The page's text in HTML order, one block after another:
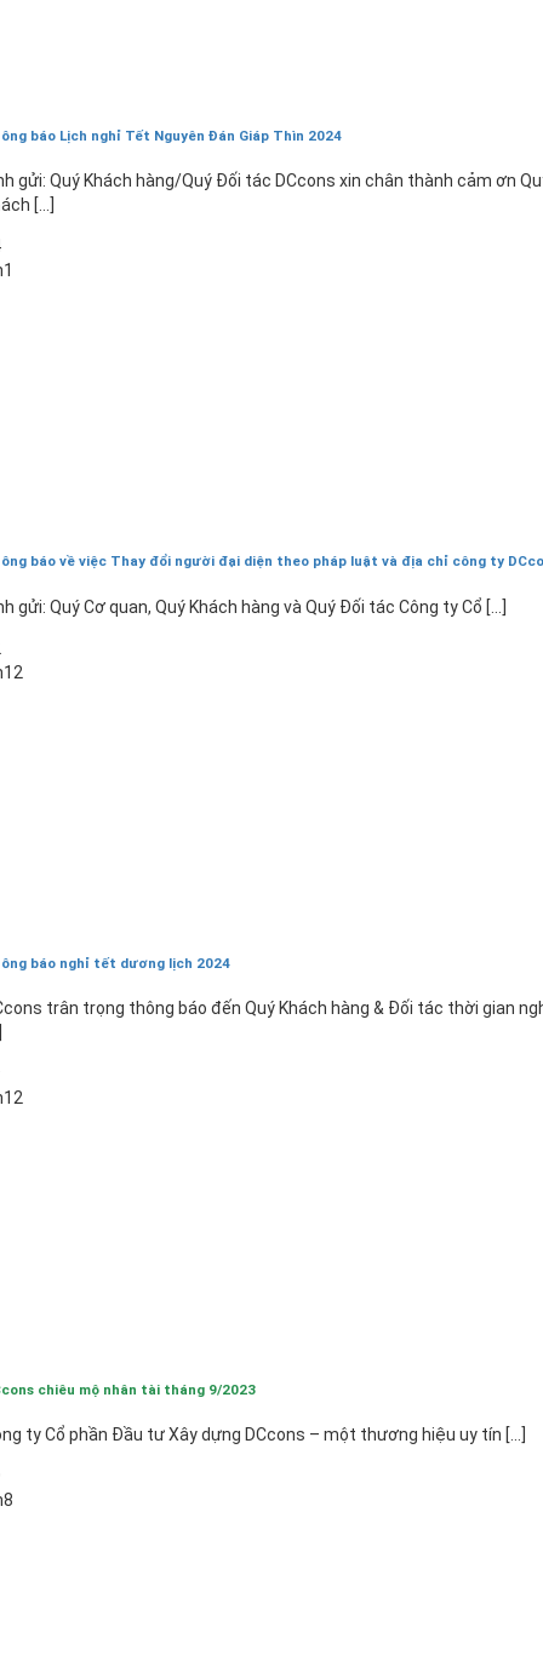
báo Lịch nghỉ Tết Nguyên Đán Giáp Thìn 2024
gửi: Quý Khách hàng/Quý Đối tác DCcons xin chân thành cảm ơn
[...]
báo về việc Thay đổi người đại diện theo pháp luật và địa chỉ công ty
gửi: Quý Cơ quan, Quý Khách hàng và Quý Đối tác Công ty Cổ [...]
báo nghỉ tết dương lịch 2024
trân trọng thông báo đến Quý Khách hàng & Đối tác thời gian
chiêu mộ nhân tài tháng 9/2023
ty Cổ phần Đầu tư Xây dựng DCcons – một thương hiệu uy tín [...]